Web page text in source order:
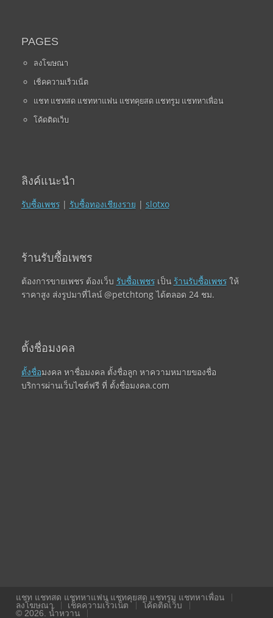
PAGES
ลงโฆษณา
เช็คความเร็วเน็ต
แชท แชทสด แชทหาแฟน แชทคุยสด แชทรูม แชทหาเพื่อน
โค้ดติดเว็บ
ลิงค์แนะนำ
รับซื้อเพชร| รับซื้อทองเชียงราย | slotxo
ร้านรับซื้อเพชร
ต้องการขายเพชร ต้องเว็บ รับซื้อเพชรเป็น ร้านรับซื้อเพชรให้
ราคาสูง ส่งรูปมาที่ไลน์ @petchtong ได้ตลอด 24 ชม.
ตั้งชื่อมงคล
ตั้งชื่อมงคล หาชื่อมงคล ตั้งชื่อลูก หาความหมายของชื่อ
บริการผ่านเว็บไซต์ฟรี ที่ ตั้งชื่อมงคล.com
แชท แชทสด แชทหาแฟน แชทคุยสด แชทรูม แชทหาเพื่อน
ลงโฆษณา
เช็คความเร็วเน็ต
โค้ดติดเว็บ
© 2026. น้ำหวาน